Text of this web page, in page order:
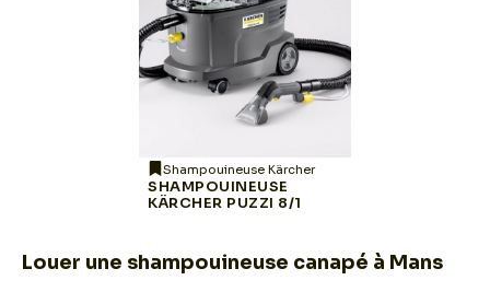
Shampouineuse Kärcher
SHAMPOUINEUSE
KÄRCHER PUZZI 8/1
Louer une shampouineuse canapé à Mans